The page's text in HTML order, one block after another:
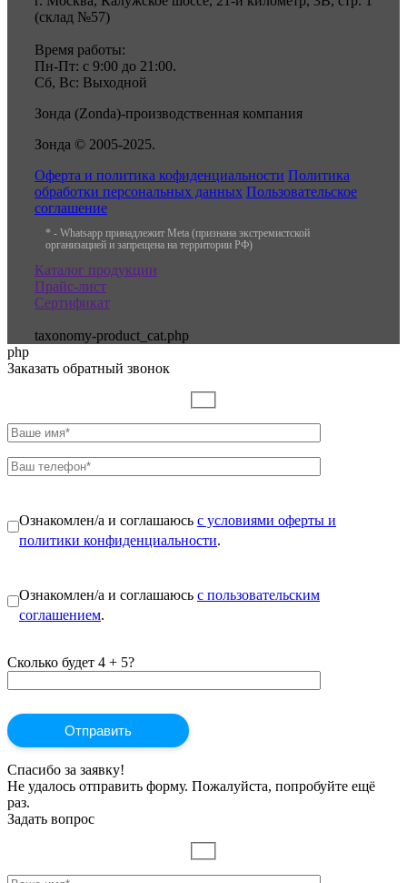
(склад №57)
Время работы:
Пн-Пт: с 9:00 до 21:00.
Сб, Вс: Выходной
Зонда (Zonda)-производственная компания
Зонда © 2005-2025.
Оферта и политика кофиденциальности Политика
обработки персональных данных Пользовательское
соглашение
* - Whatsapp принадлежит Meta (признана экстремистской
организацией и запрещена на территории РФ)
Каталог продукции
Прайс-лист
Сертификат
taxonomy-product_cat.php
php
Заказать обратный звонок
Ознакомлен/а и соглашаюсь с условиями оферты и
политики конфиденциальности.
Ознакомлен/а и соглашаюсь с пользовательским
соглашением.
Сколько будет 4 + 5?
Спасибо за заявку!
Не удалось отправить форму. Пожалуйста, попробуйте ещё
раз.
Задать вопрос